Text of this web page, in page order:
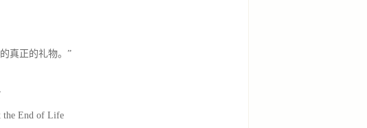
真正的礼物。”
the End of Life